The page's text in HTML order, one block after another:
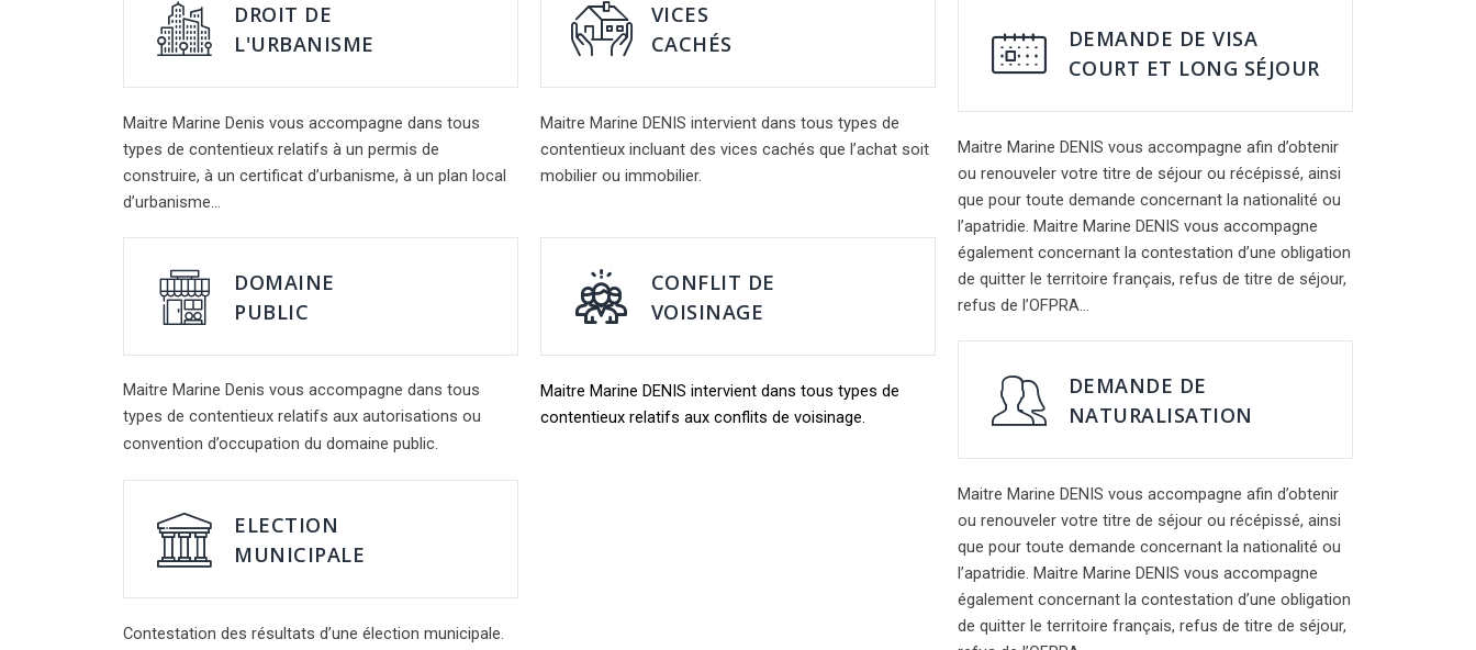
DROIT DE
L'URBANISME
Maitre Marine Denis vous accompagne dans tous
types de contentieux relatifs à un permis de
construire, à un certificat d’urbanisme, à un plan local
d’urbanisme…
DOMAINE
PUBLIC
Maitre Marine Denis vous accompagne dans tous
types de contentieux relatifs aux autorisations ou
convention d’occupation du domaine public.
ELECTION
MUNICIPALE
Contestation des résultats d’une élection municipale.
VICES
CACHÉS
Maitre Marine DENIS intervient dans tous types de
contentieux incluant des vices cachés que l’achat soit
mobilier ou immobilier.
CONFLIT DE
VOISINAGE
Maitre Marine DENIS intervient dans tous types de
contentieux relatifs aux conflits de voisinage.
DEMANDE DE VISA
COURT ET LONG SÉJOUR
Maitre Marine DENIS vous accompagne afin d’obtenir
ou renouveler votre titre de séjour ou récépissé, ainsi
que pour toute demande concernant la nationalité ou
l’apatridie. Maitre Marine DENIS vous accompagne
également concernant la contestation d’une obligation
de quitter le territoire français, refus de titre de séjour,
refus de l’OFPRA…
DEMANDE DE
NATURALISATION
Maitre Marine DENIS vous accompagne afin d’obtenir
ou renouveler votre titre de séjour ou récépissé, ainsi
que pour toute demande concernant la nationalité ou
l’apatridie. Maitre Marine DENIS vous accompagne
également concernant la contestation d’une obligation
de quitter le territoire français, refus de titre de séjour,